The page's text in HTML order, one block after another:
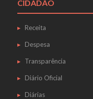
CIDADÃO
Receita
Despesa
Transparência
Diário Oficial
Diárias